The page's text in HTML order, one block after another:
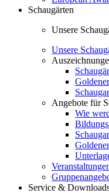
Schaugärten
Unsere
Unsere
Angebote für
Wie
Service &